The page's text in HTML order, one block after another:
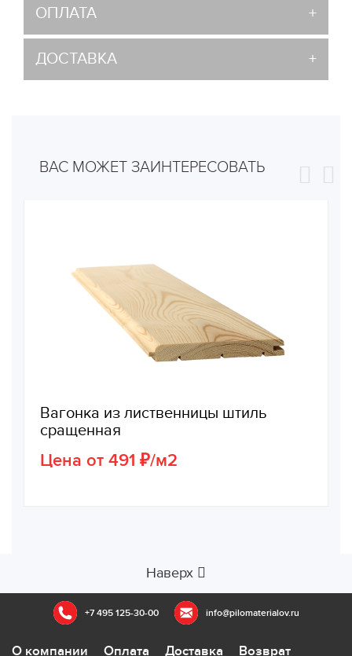
ОПЛАТА
ДОСТАВКА
ВАС МОЖЕТ ЗАИНТЕРЕСОВАТЬ
Вагонка из лиственницы штиль
сращенная
Цена от 491 ₽/м2
Наверх
+7 495 125-30-00 info@pilomaterialov.ru
О компании Оплата Доставка Возврат